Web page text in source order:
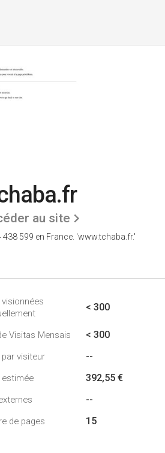
au site
599 en France. 'www.tchaba.fr.'
visionnées
< 300
Visitas Mensais < 300
par visiteur --
estimée 392,55 €
--
de pages 15